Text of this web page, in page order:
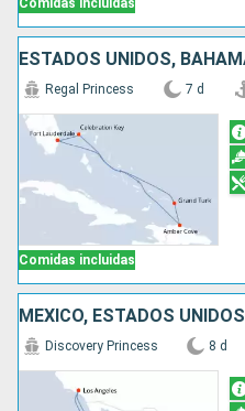
Comidas incluidas
Comidas incluidas
Regal Princess 7 d
MÉXICO, ESTADOS UNIDOS
Discovery Princess 8 d